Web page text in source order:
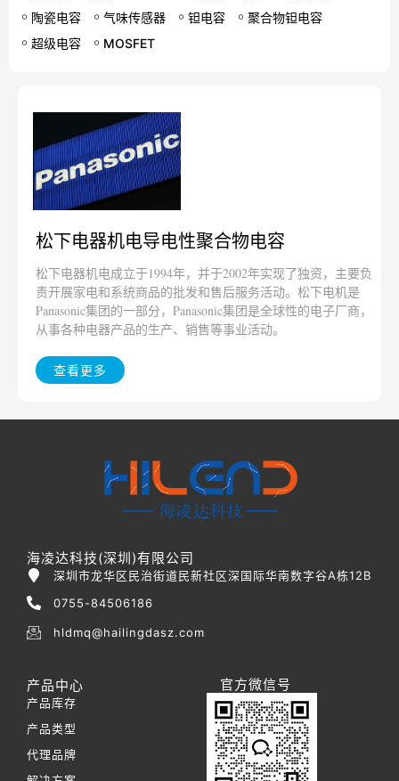
陶瓷电容
气味传感器 钽电容
聚合物钽电容
超级电容
MOSFET
松下电器机电导电性聚合物电容
松下电器机‌电成立于1994年，并于2002年实现了独资，主要负
责开展家电和系统商品的批发和售后服务活动。松下电机是
Panasonic集团的一部分，Panasonic集团是全球性的电子厂商，
从事各种电器产品的生产、销售等事业活动‌。
查看更多
海凌达科技(深圳)有限公司
深圳市龙华区民治街道民新社区深国际华南数字谷A栋12B
0755-84506186
hldmq@hailingdasz.com
产品中心
产品库存
产品类型
代理品牌
官方微信号